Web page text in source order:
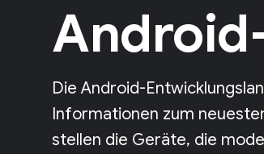
Die Android-
Informationen zum
stellen die Geräte, die